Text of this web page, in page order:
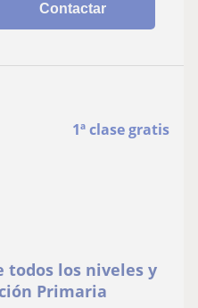
Contactar
1ª clase gratis
todos los niveles y
Primaria